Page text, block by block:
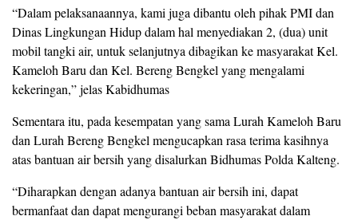
“Dalam pelaksanaannya, kami juga dibantu oleh pihak PMI dan
Dinas Lingkungan Hidup dalam hal menyediakan 2, (dua) unit
mobil tangki air, untuk selanjutnya dibagikan ke masyarakat Kel.
Kameloh Baru dan Kel. Bereng Bengkel yang mengalami
kekeringan,” jelas Kabidhumas
Sementara itu, pada kesempatan yang sama Lurah Kameloh Baru
dan Lurah Bereng Bengkel mengucapkan rasa terima kasihnya
atas bantuan air bersih yang disalurkan Bidhumas Polda Kalteng.
“Diharapkan dengan adanya bantuan air bersih ini, dapat
bermanfaat dan dapat mengurangi beban masyarakat dalam